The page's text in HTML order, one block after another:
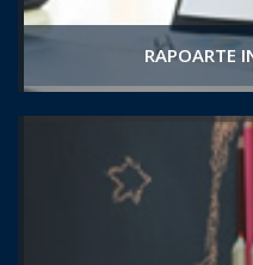
RAPOARTE